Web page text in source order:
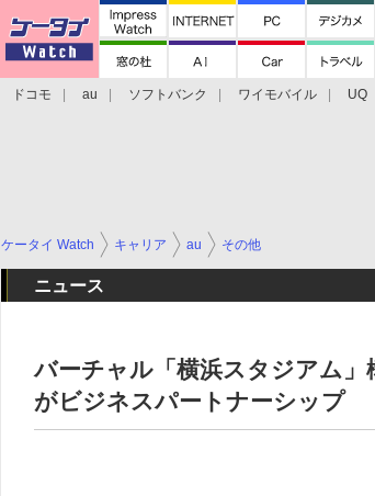
ドコモ au ソフトバンク ワイモバイル UQ
ケータイ Watch キャリア au その他
ニュース
バーチャル「横浜スタジアム
がビジネスパートナーシップ